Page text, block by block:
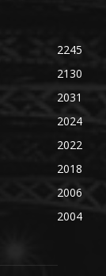
2245
2130
2031
2024
2022
2018
2006
2004